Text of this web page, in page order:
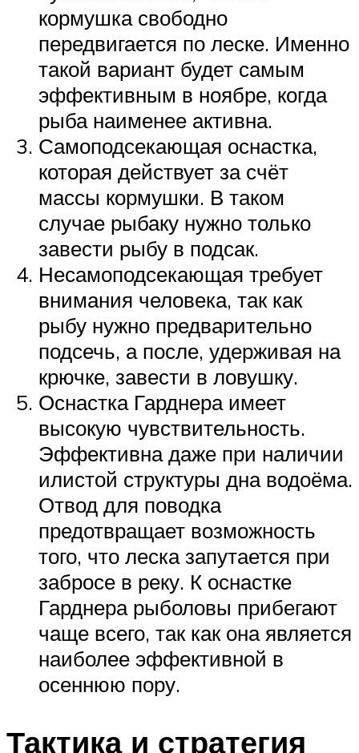
кормушка свободно
передвигается по леске. Именно
такой вариант будет самым
эффективным в ноябре, когда
рыба наименее активна.
Самоподсекающая оснастка,
которая действует за счёт
массы кормушки. В таком
случае рыбаку нужно только
завести рыбу в подсак.
Несамоподсекающая требует
внимания человека, так как
рыбу нужно предварительно
подсечь, а после, удерживая на
крючке, завести в ловушку.
Оснастка Гарднера имеет
высокую чувствительность.
Эффективна даже при наличии
илистой структуры дна водоёма.
Отвод для поводка
предотвращает возможность
того, что леска запутается при
забросе в реку. К оснастке
Гарднера рыболовы прибегают
чаще всего, так как она является
наиболее эффективной в
осеннюю пору.
Тактика и стратегия